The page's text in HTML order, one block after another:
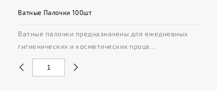
Ватные Палочки 100шт
Ватные палочки предназначены для ежедневных
гигиенических и косметических проце...